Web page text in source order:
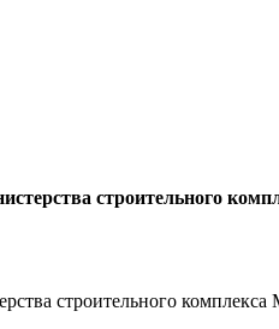
строительного
строительного комплекса